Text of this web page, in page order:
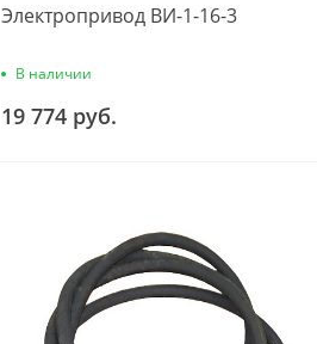
Электропривод ВИ-1-16-3
В наличии
19 774 руб.